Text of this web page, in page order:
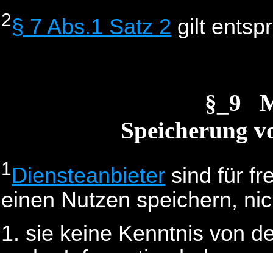
2§ 7 Abs.1 Satz 2 gilt
§_9
Speicherung
1Diensteanbieter sind für
einen Nutzen speichern,
sie keine Kenntnis von